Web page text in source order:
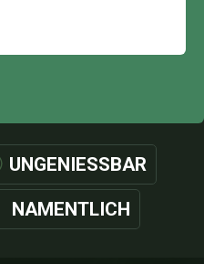
UNGENIESSBAR
NAMENTLICH